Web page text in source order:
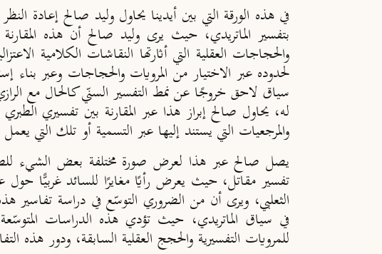
في هذه الورقة التي بين أيدينا يحاول وليد صالح إعادة
بتفسير الماتريدي، حيث يرى وليد صالح أن هذه
والحجاجات العقلية التي أثارتها النقاشات الكلامية
لحدوده عبر الاختيار من المرويات والحجاجات وعبر بناء
سياق لاحق خروجًا عن نمط التفسير السنّي كالحال مع
له، يحاول صالح إبراز هذا عبر المقارنة بين تفسيري
والمرجعيات التي يستند إليها عبر التسمية أو تلك التي
يصل صالح عبر هذا لعرض صورة مختلفة بعض الشيء
تفسير مقاتل، حيث يعرض رأيًا مغايرًا للسائد غربيًّا حول
الثعلبي، ويرى أن من الضروري التوسّع في دراسة تفاسير
في سياق الماتريدي، حيث تؤدي هذه الدراسات المتوسّعة
للمرويات التفسيرية والحجج العقلية السابقة، ودور هذه